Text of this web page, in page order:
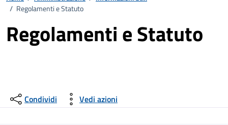
/ Regolamenti e Statuto
Regolamenti e Statuto
Condividi Vedi azioni